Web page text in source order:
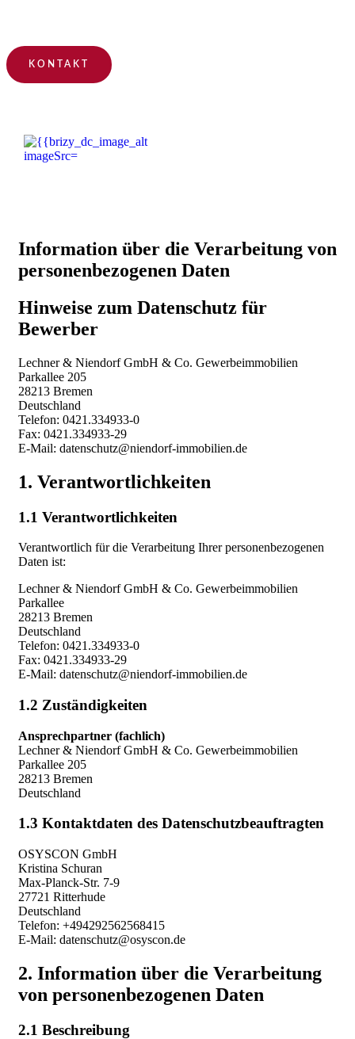
KONTAKT
Information über die Verarbeitung von
personenbezogenen Daten
Hinweise zum Datenschutz für
Bewerber
Lechner & Niendorf GmbH & Co. Gewerbeimmobilien
Parkallee 205
28213 Bremen
Deutschland
Telefon: 0421.334933-0
Fax: 0421.334933-29
E-Mail: datenschutz@niendorf-immobilien.de
1. Verantwortlichkeiten
1.1 Verantwortlichkeiten
Verantwortlich für die Verarbeitung Ihrer personenbezogenen
Daten ist:
Lechner & Niendorf GmbH & Co. Gewerbeimmobilien
Parkallee
28213 Bremen
Deutschland
Telefon: 0421.334933-0
Fax: 0421.334933-29
E-Mail: datenschutz@niendorf-immobilien.de
1.2 Zuständigkeiten
Ansprechpartner (fachlich)
Lechner & Niendorf GmbH & Co. Gewerbeimmobilien
Parkallee 205
28213 Bremen
Deutschland
1.3 Kontaktdaten des Datenschutzbeauftragten
OSYSCON GmbH
Kristina Schuran
Max-Planck-Str. 7-9
27721 Ritterhude
Deutschland
Telefon: +494292562568415
E-Mail: datenschutz@osyscon.de
2. Information über die Verarbeitung
von personenbezogenen Daten
2.1 Beschreibung